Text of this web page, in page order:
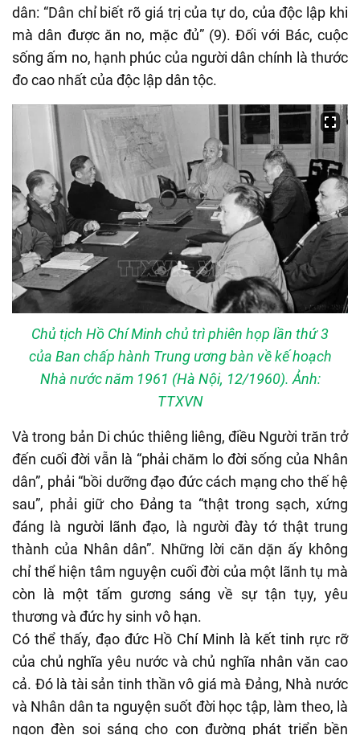
dân: “Dân chỉ biết rõ giá trị của tự do, của độc lập khi
mà dân được ăn no, mặc đủ” (9). Đối với Bác, cuộc
sống ấm no, hạnh phúc của người dân chính là thước
đo cao nhất của độc lập dân tộc.
Chủ tịch Hồ Chí Minh chủ trì phiên họp lần thứ 3
của Ban chấp hành Trung ương bàn về kế hoạch
Nhà nước năm 1961 (Hà Nội, 12/1960). Ảnh:
TTXVN
Và trong bản Di chúc thiêng liêng, điều Người trăn trở
đến cuối đời vẫn là “phải chăm lo đời sống của Nhân
dân”, phải “bồi dưỡng đạo đức cách mạng cho thế hệ
sau”, phải giữ cho Đảng ta “thật trong sạch, xứng
đáng là người lãnh đạo, là người đày tớ thật trung
thành của Nhân dân”. Những lời căn dặn ấy không
chỉ thể hiện tâm nguyện cuối đời của một lãnh tụ mà
còn là một tấm gương sáng về sự tận tụy, yêu
thương và đức hy sinh vô hạn.
Có thể thấy, đạo đức Hồ Chí Minh là kết tinh rực rỡ
của chủ nghĩa yêu nước và chủ nghĩa nhân văn cao
cả. Đó là tài sản tinh thần vô giá mà Đảng, Nhà nước
và Nhân dân ta nguyện suốt đời học tập, làm theo, là
ngọn đèn soi sáng cho con đường phát triển bền